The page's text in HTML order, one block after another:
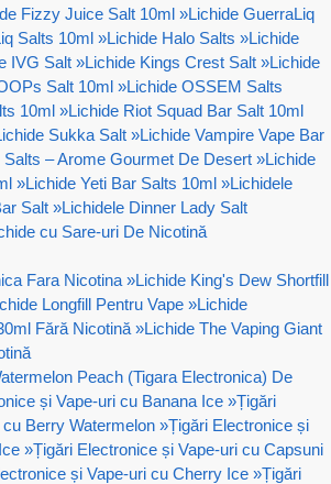
Fizzy Juice Salt 10ml »Lichide GuerraLiq
Salts 10ml »Lichide Halo Salts »Lichide
IVG Salt »Lichide Kings Crest Salt »Lichide
Salt 10ml »Lichide OSSEM Salts
10ml »Lichide Riot Squad Bar Salt 10ml
Sukka Salt »Lichide Vampire Vape Bar
Salts – Arome Gourmet De Desert »Lichide
»Lichide Yeti Bar Salts 10ml »Lichidele
Salt »Lichidele Dinner Lady Salt
cu Sare-uri De Nicotină
Fara Nicotina »Lichide King's Dew Shortfill
Longfill Pentru Vape »Lichide
Fără Nicotină »Lichide The Vaping Giant
Peach (Tigara Electronica) De
și Vape-uri cu Banana Ice »Țigări
Berry Watermelon »Țigări Electronice și
»Țigări Electronice și Vape-uri cu Capsuni
și Vape-uri cu Cherry Ice »Țigări